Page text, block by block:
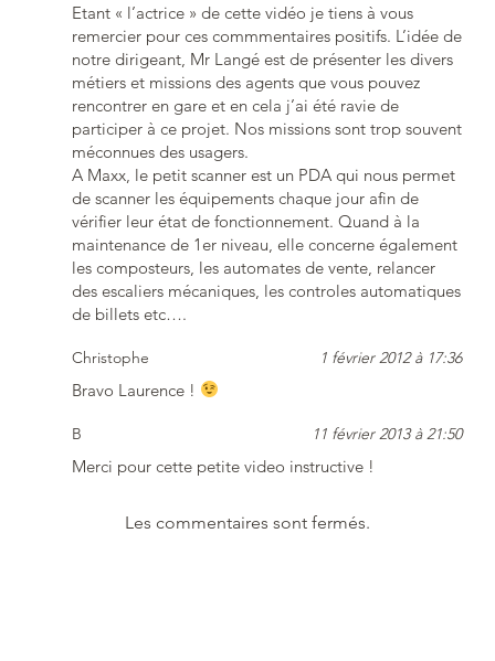
Etant « l’actrice » de cette vidéo je tiens à vous
remercier pour ces commmentaires positifs. L’idée de
notre dirigeant, Mr Langé est de présenter les divers
métiers et missions des agents que vous pouvez
rencontrer en gare et en cela j’ai été ravie de
participer à ce projet. Nos missions sont trop souvent
méconnues des usagers.
A Maxx, le petit scanner est un PDA qui nous permet
de scanner les équipements chaque jour afin de
vérifier leur état de fonctionnement. Quand à la
maintenance de 1er niveau, elle concerne également
les composteurs, les automates de vente, relancer
des escaliers mécaniques, les controles automatiques
de billets etc….
Christophe 1 février 2012 à 17:36
Bravo Laurence !
B 11 février 2013 à 21:50
Merci pour cette petite video instructive !
Les commentaires sont fermés.